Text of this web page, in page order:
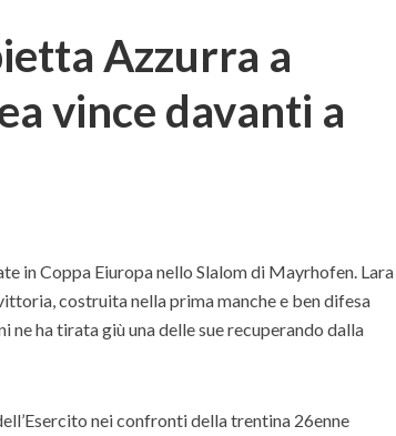
Azzurra a
vince davanti a
in Coppa Eiuropa nello Slalom di Mayrhofen. Lara
costruita nella prima manche e ben difesa
ne ha tirata giù una delle sue recuperando dalla
nei confronti della trentina 26enne